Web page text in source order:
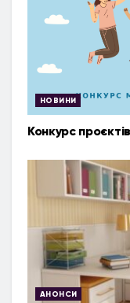
НОВИНИ
Конкурс
АНОНСИ